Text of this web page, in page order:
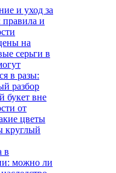
и уход за
и
на
серьги в
в разы:
разбор
букет вне
от
цветы
круглый
в
можно ли